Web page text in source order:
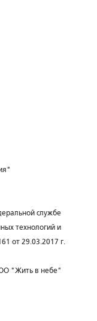
службе
технологий и
от 29.03.2017 г.
"Жить в небе"